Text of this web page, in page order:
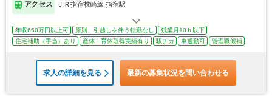
アクセス ＪＲ指宿枕崎線 指宿駅
年収650万円以上可 原則、引越しを伴う転勤なし
残業月10ｈ以下
住宅補助（手当）あり
産休・育休取得実績有り 駅チカ 車通勤可 管理職候補
求人の詳細を見る 最新の募集状況を問い合わせる